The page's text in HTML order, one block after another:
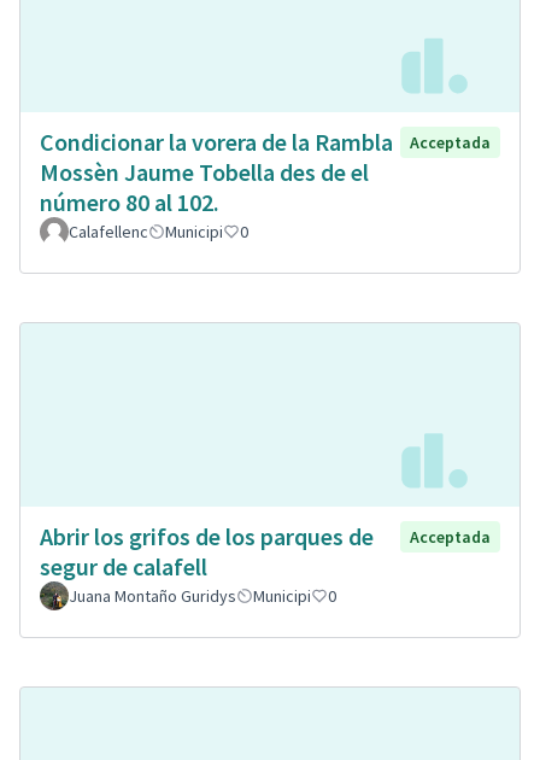
Condicionar la vorera de la Rambla
Mossèn Jaume Tobella des de el
número 80 al 102.
Acceptada
Calafellenc Municipi 0
Abrir los grifos de los parques de
segur de calafell
Acceptada
Juana Montaño Guridys Municipi 0